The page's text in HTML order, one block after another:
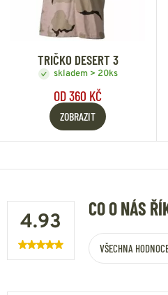
TRIČKO DESERT 3
skladem > 20ks
OD 360 KČ
ZOBRAZIT
4.93
CO O NÁS
VŠECHNA